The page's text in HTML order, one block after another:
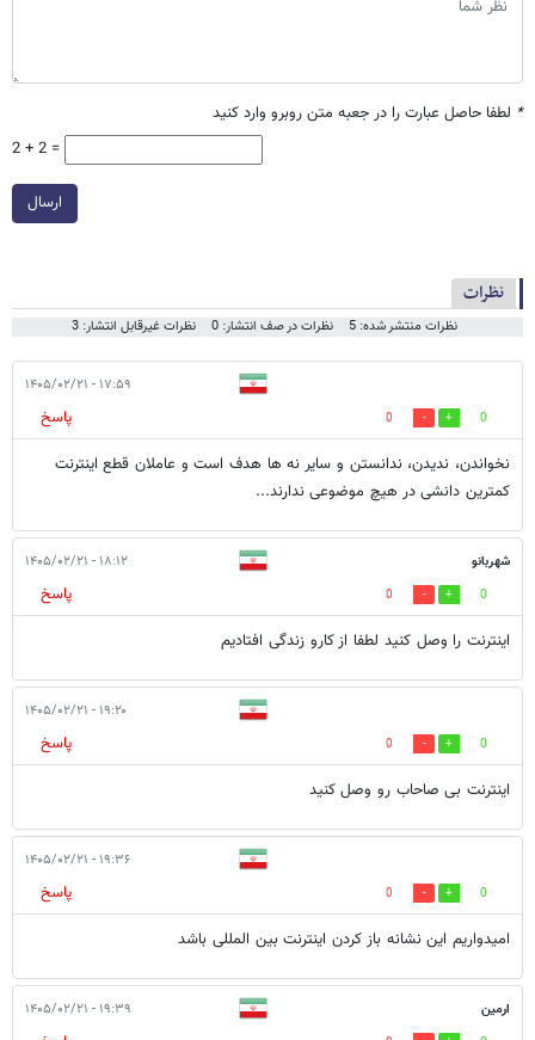
* لطفا حاصل عبارت را در جعبه متن روبرو وارد کنید
2 + 2 =
ارسال
نظرات
نظرات منتشر شده: 5 نظرات در صف انتشار: 0 نظرات غیرقابل انتشار: 3
۱۷:۵۹ - ۱۴۰۵/۰۲/۲۱
0
0
پاسخ
نخواندن، ندیدن، ندانستن و سایر نه ها هدف است و عاملان قطع اینترنت
کمترین دانشی در هیچ موضوعی ندارند...
شهربانو ۱۸:۱۲ - ۱۴۰۵/۰۲/۲۱
0
0
پاسخ
اینترنت را وصل کنید لطفا از کارو زندگی افتادیم
۱۹:۲۰ - ۱۴۰۵/۰۲/۲۱
0
0
پاسخ
اینترنت بی صاحاب رو وصل کنید
۱۹:۳۶ - ۱۴۰۵/۰۲/۲۱
0
0
پاسخ
امیدواریم این نشانه باز کردن اینترنت بین المللی باشد
ارمین ۱۹:۳۹ - ۱۴۰۵/۰۲/۲۱